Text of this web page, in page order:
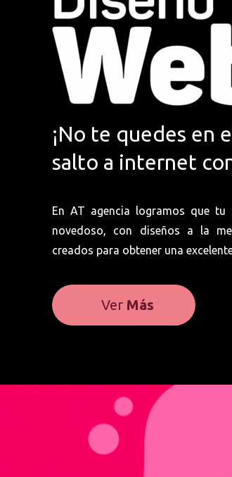
¡No te quedes en
salto a internet
En AT agencia logramos que
novedoso, con diseños a la
creados para obtener una
Ver Más